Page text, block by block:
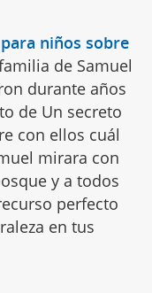
niños sobre
de Samuel
durante años
de Un secreto
con ellos cuál
mirara con
y a todos
perfecto
en tus